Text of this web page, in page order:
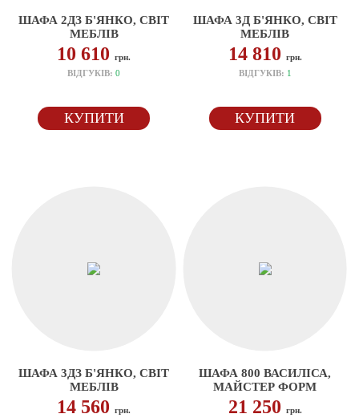
ШАФА 2ДЗ Б'ЯНКО, СВІТ
МЕБЛІВ
10 610грн.
ВІДГУКІВ:0
КУПИТИ
ШАФА 3Д Б'ЯНКО, СВІТ
МЕБЛІВ
14 810 грн.
ВІДГУКІВ: 1
КУПИТИ
ШАФА 3ДЗ Б'ЯНКО, СВІТ
МЕБЛІВ
14 560грн.
ШАФА 800 ВАСИЛІСА,
МАЙСТЕР ФОРМ
21 250 грн.